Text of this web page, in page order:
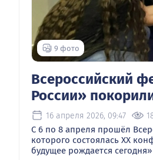
9 фото
Всероссийский
России»
16 апреля 2026, 09:47
С 6 по 8 апреля прошёл
которого состоялась ХХ
будущее рождается сегодня»